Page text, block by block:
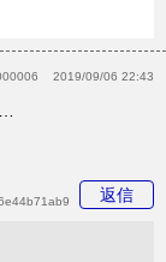
2019/09/06 22:43
返信